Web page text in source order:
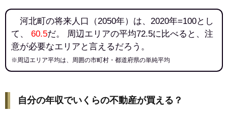
河北町の将来人口（2050年）は、2020年=100とし
て、 60.5だ。 周辺エリアの平均72.5に比べると、注
意が必要なエリアと言えるだろう。
※周辺エリア平均は、周囲の市町村・都道府県の単純平均
自分の年収でいくらの不動産が買える？